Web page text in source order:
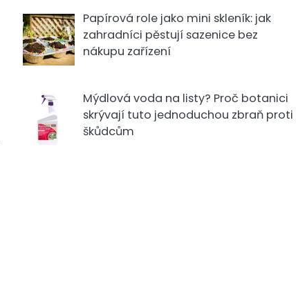
Papírová role jako mini skleník: jak
zahradníci pěstují sazenice bez
nákupu zařízení
Mýdlová voda na listy? Proč botanici
skrývají tuto jednoduchou zbraň proti
škůdcům